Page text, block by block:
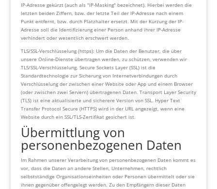
IP-Adresse gekürzt (auch als "IP-Masking" bezeichnet). Hierbei werden die
letzten beiden Ziffern, bzw. der letzte Teil der IP-Adresse nach einem
Punkt entfernt, bzw. durch Platzhalter ersetzt. Mit der Kürzung der IP-
Adresse soll die Identifizierung einer Person anhand ihrer IP-Adresse
verhindert oder wesentlich erschwert werden.
TLS/SSL-Verschlüsselung (https): Um die Daten der Benutzer, die über
unsere Online-Dienste übertragen werden, zu schützen, verwenden wir
TLS/SSL-Verschlüsselung. Secure Sockets Layer (SSL) ist die
Standardtechnologie zur Sicherung von Internetverbindungen durch
Verschlüsselung der zwischen einer Website oder App und einem Browser
(oder zwischen zwei Servern) übertragenen Daten. Transport Layer Security
(TLS) ist eine aktualisierte und sicherere Version von SSL. Hyper Text
Transfer Protocol Secure (HTTPS) wird in der URL angezeigt, wenn eine
Website durch ein SSL/TLS-Zertifikat gesichert ist.
Übermittlung von
personenbezogenen Daten
Im Rahmen unserer Verarbeitung von personenbezogenen Daten kommt es
vor, dass die Daten an andere Stellen, Unternehmen, rechtlich
selbstständige Organisationseinheiten oder Personen übermittelt oder sie
ihnen gegenüber offengelegt werden. Zu den Empfängern dieser Daten